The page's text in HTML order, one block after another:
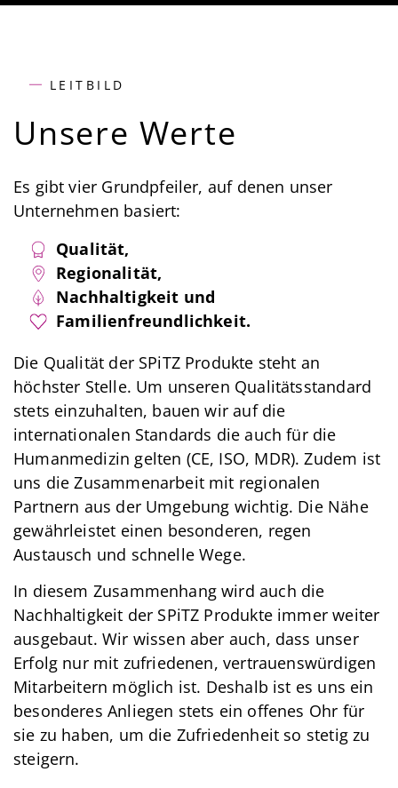
LEITBILD
Unsere Werte
Es gibt vier Grundpfeiler, auf denen unser
Unternehmen basiert:
Qualität,
Regionalität,
Nachhaltigkeit und
Familienfreundlichkeit.
Die Qualität der SPiTZ Produkte steht an
höchster Stelle. Um unseren Qualitätsstandard
stets einzuhalten, bauen wir auf die
internationalen Standards die auch für die
Humanmedizin gelten (CE, ISO, MDR). Zudem ist
uns die Zusammenarbeit mit regionalen
Partnern aus der Umgebung wichtig. Die Nähe
gewährleistet einen besonderen, regen
Austausch und schnelle Wege.
In diesem Zusammenhang wird auch die
Nachhaltigkeit der SPiTZ Produkte immer weiter
ausgebaut. Wir wissen aber auch, dass unser
Erfolg nur mit zufriedenen, vertrauenswürdigen
Mitarbeitern möglich ist. Deshalb ist es uns ein
besonderes Anliegen stets ein offenes Ohr für
sie zu haben, um die Zufriedenheit so stetig zu
steigern.